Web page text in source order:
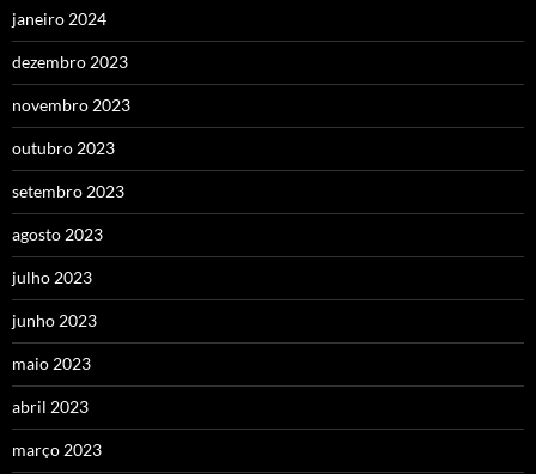
janeiro 2024
dezembro 2023
novembro 2023
outubro 2023
setembro 2023
agosto 2023
julho 2023
junho 2023
maio 2023
abril 2023
março 2023